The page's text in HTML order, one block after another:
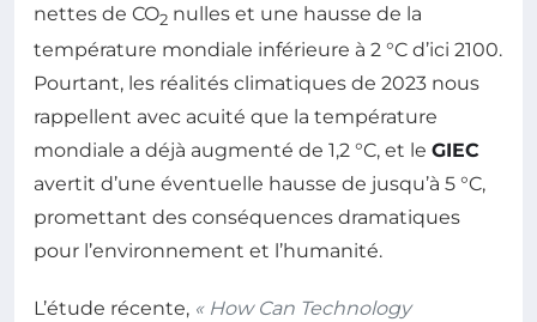
nettes de CO2 nulles et une hausse de la
température mondiale inférieure à 2 °C d’ici 2100.
Pourtant, les réalités climatiques de 2023 nous
rappellent avec acuité que la température
mondiale a déjà augmenté de 1,2 °C, et le GIEC
avertit d’une éventuelle hausse de jusqu’à 5 °C,
promettant des conséquences dramatiques
pour l’environnement et l’humanité.
L’étude récente, « How Can Technology